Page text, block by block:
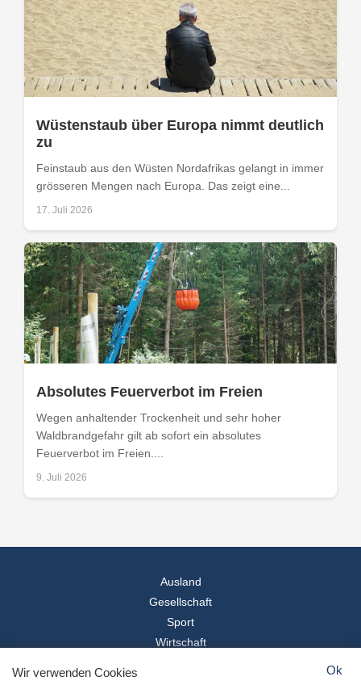
Wüstenstaub über Europa nimmt deutlich
zu
Feinstaub aus den Wüsten Nordafrikas gelangt in immer
grösseren Mengen nach Europa. Das zeigt eine...
17. Juli 2026
Absolutes Feuerverbot im Freien
Wegen anhaltender Trockenheit und sehr hoher
Waldbrandgefahr gilt ab sofort ein absolutes
Feuerverbot im Freien....
9. Juli 2026
Ausland
Gesellschaft
Sport
Wirtschaft
© 2026Landesspiegel
Wir verwenden Cookies Ok